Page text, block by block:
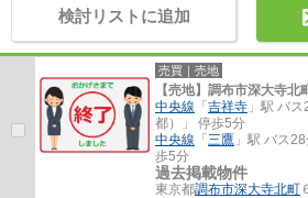
検討リストに追加
売買｜売地
【売地】調布市深大寺
中央線 「 吉祥寺 」駅 バ
都）」 停歩5分
中央線 「 三鷹 」駅 バス
歩5分
過去掲載物件
東京都調布市深大寺北町